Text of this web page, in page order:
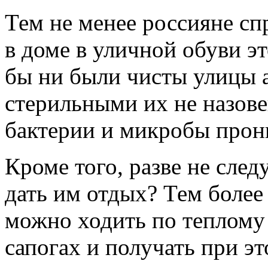
Тем не менее россияне
в доме в уличной обуви
бы ни были чисты улицы
стерильными их не
бактерии и микробы
Кроме того, разве не
дать им отдых? Тем
можно ходить по
сапогах и получать при